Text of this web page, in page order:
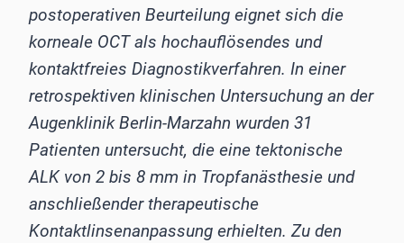
postoperativen Beurteilung eignet sich die
korneale OCT als hochauflösendes und
kontaktfreies Diagnostikverfahren. In einer
retrospektiven klinischen Untersuchung an der
Augenklinik Berlin-Marzahn wurden 31
Patienten untersucht, die eine tektonische
ALK von 2 bis 8 mm in Tropfanästhesie und
anschließender therapeutische
Kontaktlinsenanpassung erhielten. Zu den